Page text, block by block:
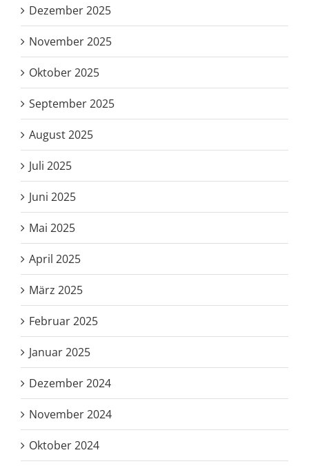
Dezember 2025
November 2025
Oktober 2025
September 2025
August 2025
Juli 2025
Juni 2025
Mai 2025
April 2025
März 2025
Februar 2025
Januar 2025
Dezember 2024
November 2024
Oktober 2024